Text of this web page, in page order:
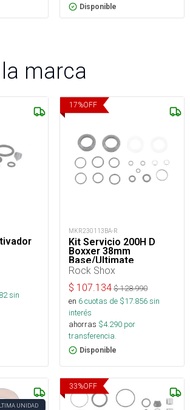
Disponible
marca
sin
17%OFF
MKR230113BA-R
Kit Servicio 200H D
Boxxer 38mm
Base/Ultimate
Rock Shox
$ 107.134 $128.990
en 6cuotas de $17.856sin
interés
ahorras $4.290 por
transferencia.
Disponible
UNIDAD
33%OFF